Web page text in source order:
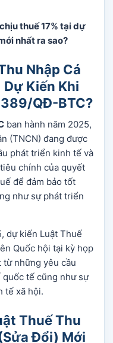
thuế 17% tại dự
nhất ra sao?
Nhập Cá
Kiến Khi
QĐ-BTC?
ban hành năm 2025,
(TNCN) đang được
phát triển kinh tế và
chính của quyết
để đảm bảo tốt
như sự phát triển
dự kiến Luật Thuế
Quốc hội tại kỳ họp
từ những yêu cầu
tế cũng như sự
tế xã hội.
Thuế Thu
Đổi) Mới